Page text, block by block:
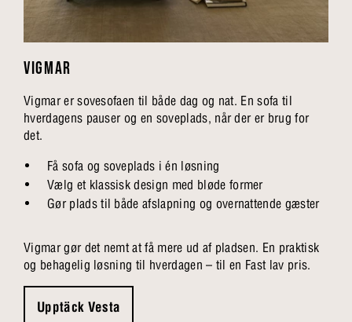
VIGMAR
Vigmar er sovesofaen til både dag og nat. En sofa til
hverdagens pauser og en soveplads, når der er brug for
det.
Få sofa og soveplads i én løsning
Vælg et klassisk design med bløde former
Gør plads til både afslapning og overnattende gæster
Vigmar gør det nemt at få mere ud af pladsen. En praktisk
og behagelig løsning til hverdagen – til en Fast lav pris.
Upptäck Vesta